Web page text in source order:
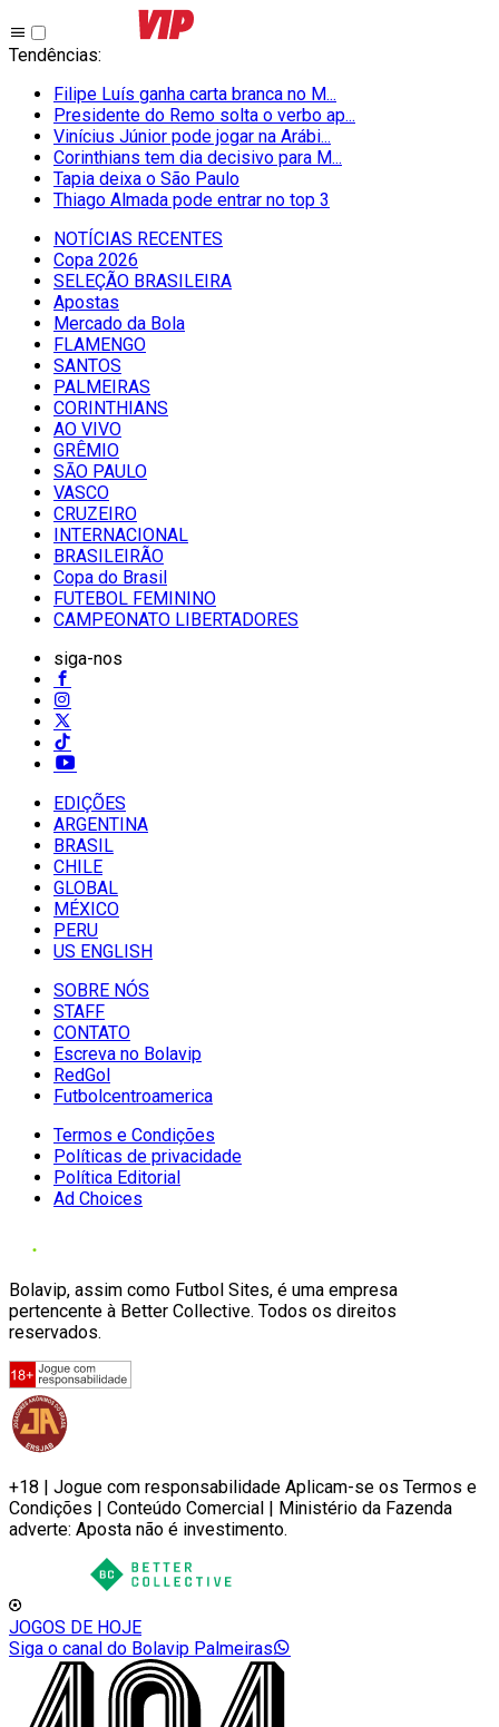
Tendências:
Filipe Luís ganha carta branca no M...
Presidente do Remo solta o verbo ap...
Vinícius Júnior pode jogar na Arábi...
Corinthians tem dia decisivo para M...
Tapia deixa o São Paulo
Thiago Almada pode entrar no top 3
NOTÍCIAS RECENTES
Copa 2026
SELEÇÃO BRASILEIRA
Apostas
Mercado da Bola
FLAMENGO
SANTOS
PALMEIRAS
CORINTHIANS
AO VIVO
GRÊMIO
SĀO PAULO
VASCO
CRUZEIRO
INTERNACIONAL
BRASILEIRÃO
Copa do Brasil
FUTEBOL FEMININO
CAMPEONATO LIBERTADORES
siga-nos
EDIÇÕES
ARGENTINA
BRASIL
CHILE
GLOBAL
MÉXICO
PERU
US ENGLISH
SOBRE NÓS
STAFF
CONTATO
Escreva no Bolavip
RedGol
Futbolcentroamerica
Termos e Condições
Políticas de privacidade
Política Editorial
Ad Choices
Bolavip, assim como Futbol Sites, é uma empresa
pertencente à Better Collective. Todos os direitos
reservados.
+18 | Jogue com responsabilidade Aplicam-se os Termos e
Condições | Conteúdo Comercial | Ministério da Fazenda
adverte: Aposta não é investimento.
JOGOS DE HOJE
Siga o canal do Bolavip Palmeiras